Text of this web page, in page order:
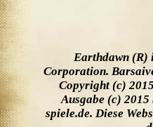
Earthdawn (R)
Corporation.
Copyright (c)
Ausgabe (c) 2015
spiele.de. Diese